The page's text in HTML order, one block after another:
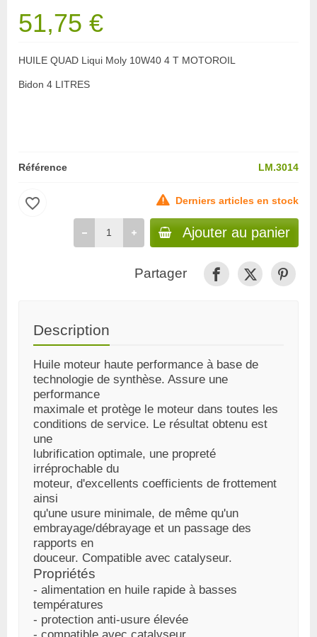
51,75 €
HUILE QUAD Liqui Moly 10W40 4 T MOTOROIL
Bidon 4 LITRES
Référence LM.3014
Derniers articles en stock
Ajouter au panier
favorite_border
Partager
Description
Huile moteur haute performance à base de
technologie de synthèse. Assure une
performance
maximale et protège le moteur dans toutes les
conditions de service. Le résultat obtenu est
une
lubrification optimale, une propreté
irréprochable du
moteur, d'excellents coefficients de frottement
ainsi
qu'une usure minimale, de même qu'un
embrayage/débrayage et un passage des
rapports en
douceur. Compatible avec catalyseur.
Propriétés
- alimentation en huile rapide à basses
températures
- protection anti-usure élevée